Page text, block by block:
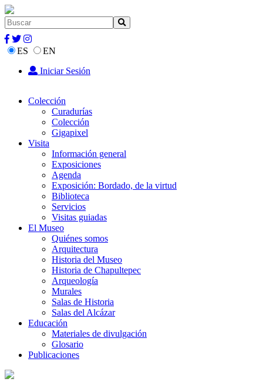
ES
EN
Iniciar Sesión
Colección
Curadurías
Colección
Gigapixel
Visita
Información general
Exposiciones
Agenda
Exposición: Bordado, de la virtud
Biblioteca
Servicios
Visitas guiadas
El Museo
Quiénes somos
Arquitectura
Historia del Museo
Historia de Chapultepec
Arqueología
Murales
Salas de Historia
Salas del Alcázar
Educación
Materiales de divulgación
Glosario
Publicaciones